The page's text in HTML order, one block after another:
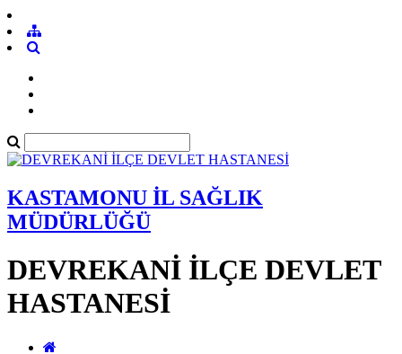
KASTAMONU İL SAĞLIK
MÜDÜRLÜĞÜ
DEVREKANİ İLÇE DEVLET
HASTANESİ